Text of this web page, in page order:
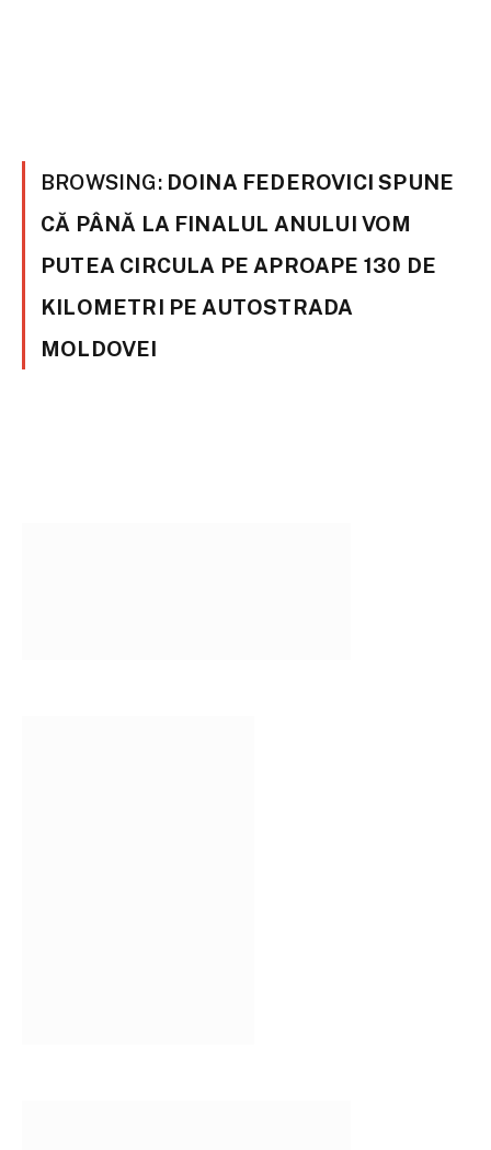
BROWSING: DOINA FEDEROVICI SPUNE
CĂ PÂNĂ LA FINALUL ANULUI VOM
PUTEA CIRCULA PE APROAPE 130 DE
KILOMETRI PE AUTOSTRADA
MOLDOVEI